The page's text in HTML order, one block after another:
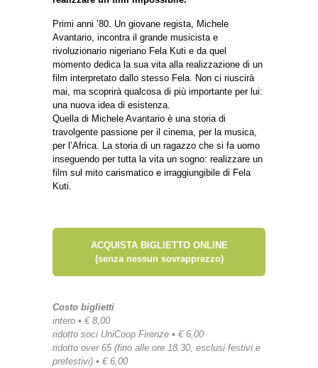
Primi anni ’80. Un giovane regista, Michele
Avantario, incontra il grande musicista e
rivoluzionario nigeriano Fela Kuti e da quel
momento dedica la sua vita alla realizzazione di un
film interpretato dallo stesso Fela. Non ci riuscirà
mai, ma scoprirà qualcosa di più importante per lui:
una nuova idea di esistenza.
Quella di Michele Avantario è una storia di
travolgente passione per il cinema, per la musica,
per l’Africa. La storia di un ragazzo che si fa uomo
inseguendo per tutta la vita un sogno: realizzare un
film sul mito carismatico e irraggiungibile di Fela
Kuti.
ACQUISTA BIGLIETTO ONLINE
(senza nessun sovrapprezzo)
Costo biglietti
intero • € 8,00
ridotto soci UniCoop Firenze • € 6,00
ridotto over 65 (fino alle ore 18.30, esclusi festivi e
prefestivi) • € 6,00